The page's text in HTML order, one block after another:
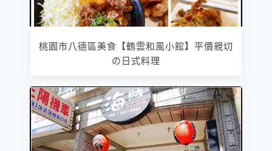
桃園市八德區美食【鶴雲和風小館】平價親切
の日式料理